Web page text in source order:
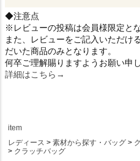
◆注意点
※レビューの投稿は会員様限定と
また、レビューをご記入いただけ
だいた商品のみとなります。
何卒ご理解賜りますようお願い申
詳細はこちら→
item
レディース
素材から探す・バッグ
クラッチバッグ